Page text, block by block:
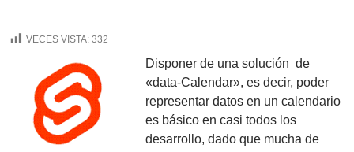
VECES VISTA: 332
Disponer de una solución de
«data-Calendar», es decir, poder
representar datos en un calendario
es básico en casi todos los
desarrollo, dado que mucha de